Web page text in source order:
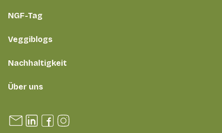
NGF-Tag
Veggiblogs
Nachhaltigkeit
Über uns